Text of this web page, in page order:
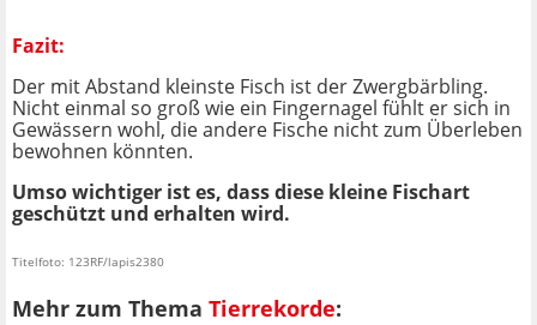
Fazit:
Der mit Abstand kleinste Fisch ist der Zwergbärbling.
Nicht einmal so groß wie ein Fingernagel fühlt er sich in
Gewässern wohl, die andere Fische nicht zum Überleben
bewohnen könnten.
Umso wichtiger ist es, dass diese kleine Fischart
geschützt und erhalten wird.
Titelfoto: 123RF/lapis2380
Mehr zum Thema Tierrekorde: